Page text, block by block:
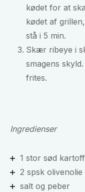
kødet for at
kødet af
stå i 5 min.
Skær ribeye i
smagens
frites.
Ingredienser
1 stor sød
2 spsk olivenolie
salt og peber